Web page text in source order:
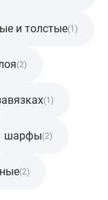
и толстые(1)
(2)
(1)
шарфы(2)
(2)